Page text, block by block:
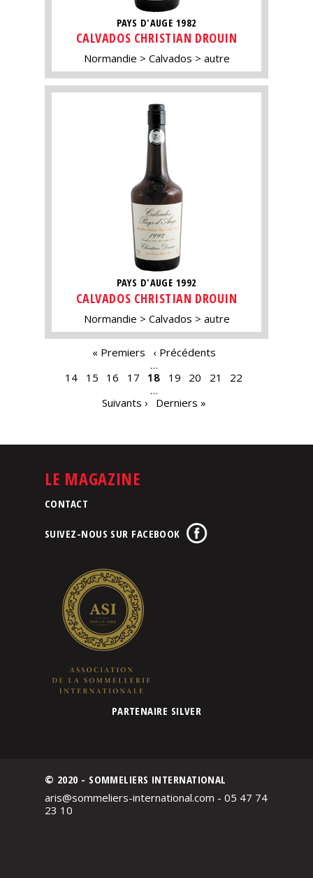
PAYS D'AUGE 1982
CALVADOS CHRISTIAN DROUIN
Normandie Calvados autre
PAYS D'AUGE 1992
CALVADOS CHRISTIAN DROUIN
Normandie Calvados autre
« Premiers
‹ Précédents
…
14
15 16 17 18 19 20 21
22
…
Suivants ›
Derniers »
LE MAGAZINE
CONTACT
SUIVEZ-NOUS SUR FACEBOOK
PARTENAIRE SILVER
© 2020 - SOMMELIERS INTERNATIONAL
aris@sommeliers-international.com - 05 47 74
23 10